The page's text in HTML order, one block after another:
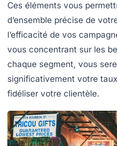
Ces éléments vous
d’ensemble précise de
l’efficacité de vos
vous concentrant sur les
chaque segment, vous
significativement votre
fidéliser votre clientèle.